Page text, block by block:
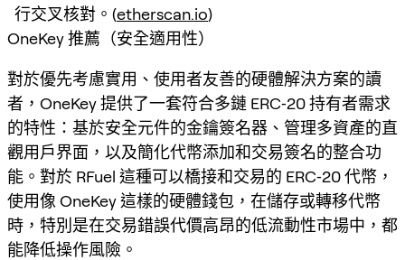
行交叉核對。(etherscan.io)
OneKey 推薦（安全適用性）
對於優先考慮實用、使用者友善的硬體解決方案的讀
者，OneKey 提供了一套符合多鏈 ERC‑20 持有者需求
的特性：基於安全元件的金鑰簽名器、管理多資產的直
觀用戶界面，以及簡化代幣添加和交易簽名的整合功
能。對於 RFuel 這種可以橋接和交易的 ERC‑20 代幣，
使用像 OneKey 這樣的硬體錢包，在儲存或轉移代幣
時，特別是在交易錯誤代價高昂的低流動性市場中，都
能降低操作風險。